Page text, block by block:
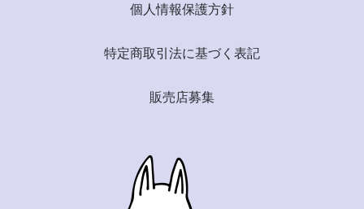
個人情報保護方針
特定商取引法に基づく表記
販売店募集